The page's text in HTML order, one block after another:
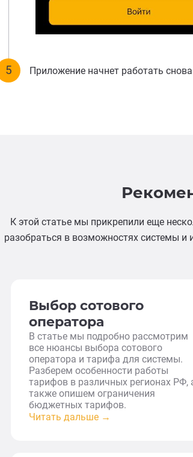
Приложение начнет работать
К этой статье мы прикрепили еще
разобраться в возможностях системы и
Выбор сотового
оператора
В статье мы подробно рассмотрим
все нюансы выбора сотового
оператора и тарифа для системы.
Разберем особенности работы
тарифов в различных регионах РФ,
также опишем ограничения
бюджетных тарифов.
Читать дальше →